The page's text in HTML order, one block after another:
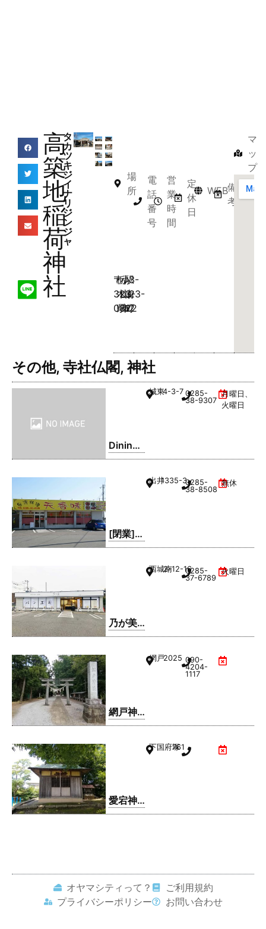
高
築
地
稲
荷
神
社
タ
カ
ツ
キ
ジ
イ
ナ
リ
ジ
ン
ジ
ャ
場
所
〒
323-
0822
栃
木
県
小
山
市
駅
南
町
3-
23-
2
電
話
番
号
営
業
時
間
定
休
日
WEB備
考
マ
ッ
プ
その他, 寺社仏閣,神社
Dining
Bar Five
城東4-3-7 0285-
38-9307
月曜日、
火曜日
[閉業]台
湾料理
出井1335-30285-
38-8508
無休
乃が美
はなれ
西城南2-12-160285-
37-6789
火曜日
網戸神
社
網戸2025 090-
4204-
1117
愛宕神
社
下国府塚
761
オヤマシティって？
ご利用規約
プライバシーポリシー
お問い合わせ